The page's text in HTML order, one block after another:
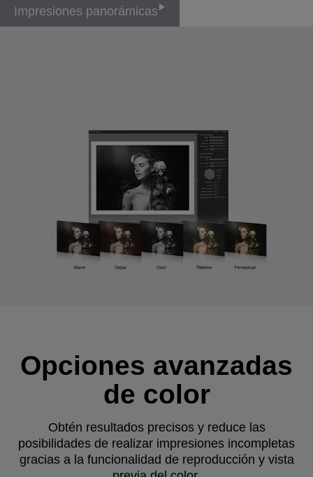
Impresiones panorámicas
Opciones avanzadas
de color
Obtén resultados precisos y reduce las
posibilidades de realizar impresiones incompletas
gracias a la funcionalidad de reproducción y vista